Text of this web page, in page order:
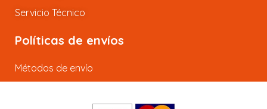
Servicio Técnico
Políticas de envíos
Métodos de envío